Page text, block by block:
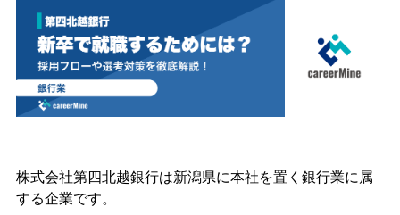
株式会社第四北越銀行は新潟県に本社を置く銀行業に属
する企業です。